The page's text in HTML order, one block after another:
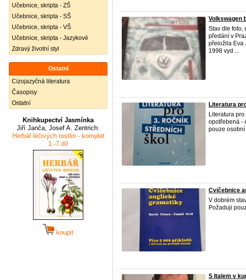
Učebnice, skripta - ZŠ
Učebnice, skripta - SŠ
Učebnice, skripta - VŠ
Učebnice, skripta - Jazykové
Zdravý životní styl
Ostatní
Cizojazyčná literatura
Časopisy
Ostatní
Knihkupectví Jasmínka
Jiří Janča, Josef A. Zentrich:
Herbář léčivých rostlin - komplet
1.-7.díl
koupit
Volkswagen
Stav dle foto,
předání v
přeložila Eva
1998 vyd ...
Literatura
Literatura
opotřebená -
pouze
Cvičebnice
V dobrém
Požaduji
S Italem v